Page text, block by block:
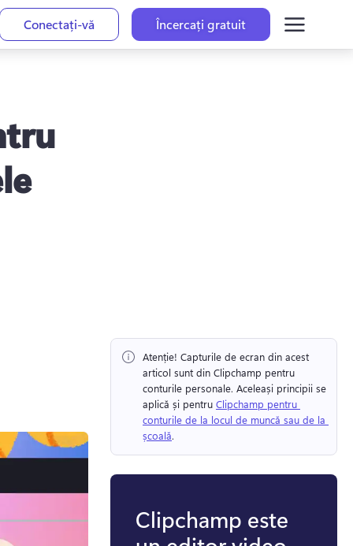
Conectați-vă Încercați gratuit
Atenție! Capturile de ecran din acest
articol sunt din Clipchamp pentru
conturile personale. Aceleași principii se
aplică și pentru Clipchamp pentru
conturile de la locul de muncă sau de la
școală.
Clipchamp este